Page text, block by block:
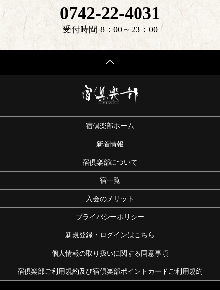
0742-22-4031
受付時間 8：00～23：00
宿倶楽部ホーム
新着情報
宿倶楽部について
宿一覧
入会のメリット
プライバシーポリシー
新規登録・ログインはこちら
個人情報の取り扱いに関する同意事項
宿倶楽部ご利用規約及び宿倶楽部ポイントカードご利用規約